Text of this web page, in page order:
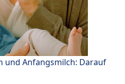
und Anfangsmilch: Darauf